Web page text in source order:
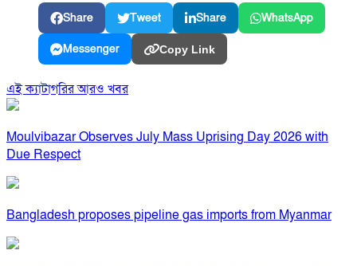
Share Tweet Share WhatsApp
Messenger Copy Link
এই ক্যাটাগরির আরও খবর
Moulvibazar Observes July Mass Uprising Day 2026 with
Due Respect
Bangladesh proposes pipeline gas imports from Myanmar